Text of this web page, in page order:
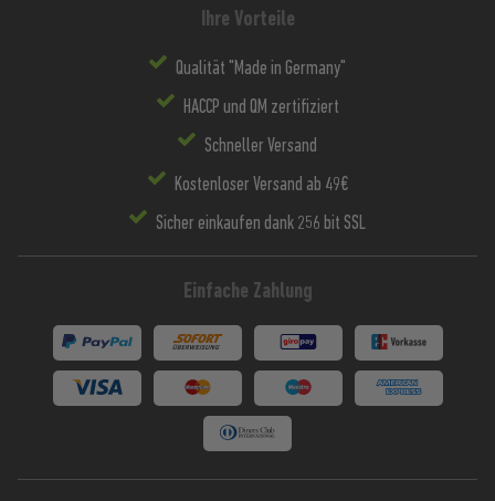
Ihre Vorteile
Qualität "Made in Germany"
HACCP und QM zertifiziert
Schneller Versand
Kostenloser Versand ab 49€
Sicher einkaufen dank 256 bit SSL
Einfache Zahlung